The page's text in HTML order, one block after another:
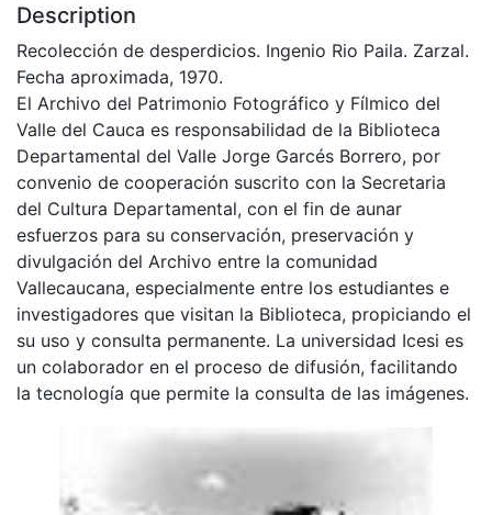
Description
Recolección de desperdicios. Ingenio Rio Paila. Zarzal.
Fecha aproximada, 1970.
El Archivo del Patrimonio Fotográfico y Fílmico del
Valle del Cauca es responsabilidad de la Biblioteca
Departamental del Valle Jorge Garcés Borrero, por
convenio de cooperación suscrito con la Secretaria
del Cultura Departamental, con el fin de aunar
esfuerzos para su conservación, preservación y
divulgación del Archivo entre la comunidad
Vallecaucana, especialmente entre los estudiantes e
investigadores que visitan la Biblioteca, propiciando el
su uso y consulta permanente. La universidad Icesi es
un colaborador en el proceso de difusión, facilitando
la tecnología que permite la consulta de las imágenes.